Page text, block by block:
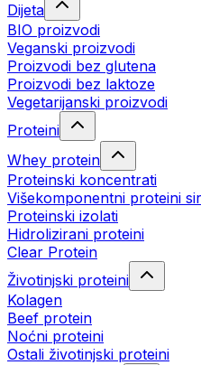
Dijeta
BIO proizvodi
Veganski proizvodi
Proizvodi bez glutena
Proizvodi bez laktoze
Vegetarijanski proizvodi
Proteini
Whey protein
Proteinski koncentrati
Višekomponentni proteini
Proteinski izolati
Hidrolizirani proteini
Clear Protein
Životinjski proteini
Kolagen
Beef protein
Noćni proteini
Ostali životinjski proteini